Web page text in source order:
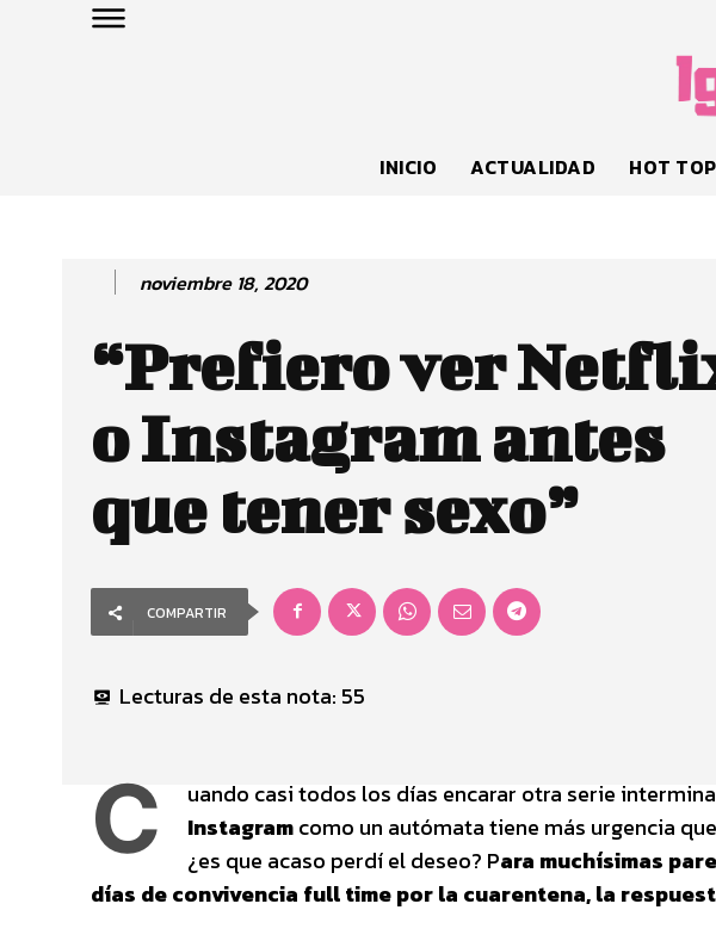
INICIO ACTUALIDAD HOT
noviembre 18, 2020
“Prefiero ver
o Instagram antes
que tener sexo”
COMPARTIR
Lecturas de esta nota: 55
C uando casi todos los días encarar otra serie
Instagramcomo un autómata tiene más urgencia
¿es que acaso perdí el deseo? Para muchísimas
días de convivencia full time por la cuarentena​, la